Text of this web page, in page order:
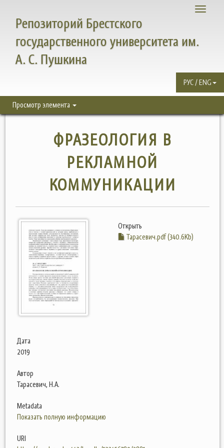
Toggle
Репозиторий Брестского
государственного университета им.
А. С. Пушкина
РУС / ENG
Просмотр элемента
ФРАЗЕОЛОГИЯ В
РЕКЛАМНОЙ
КОММУНИКАЦИИ
Открыть
Тарасевич.pdf (340.6Kb)
Дата
2019
Автор
Тарасевич, Н.А.
Metadata
Показать полную информацию
URI